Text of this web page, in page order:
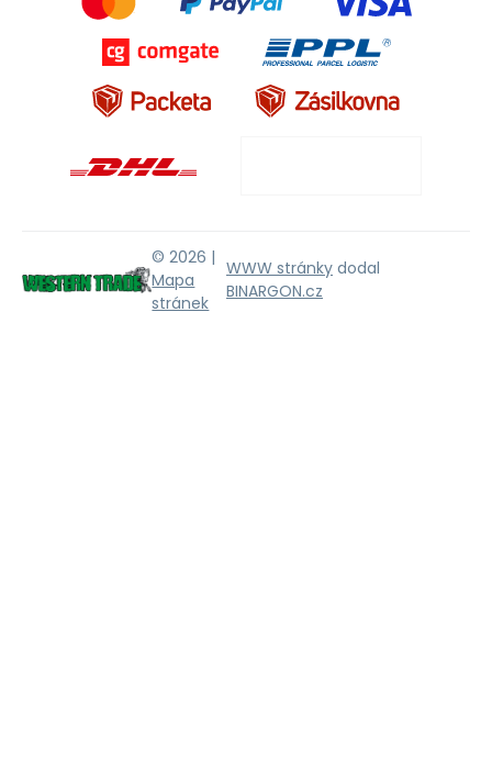
© 2026 |
Mapa
stránek
WWW stránky dodal
BINARGON.cz